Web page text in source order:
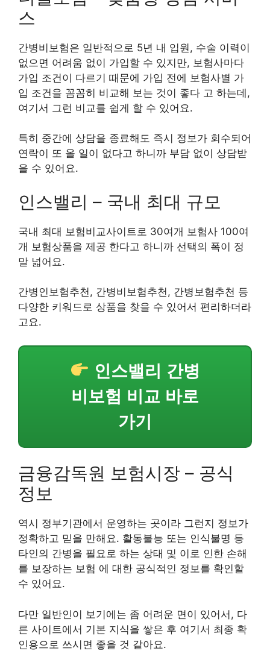
스
간병비보험은 일반적으로 5년 내 입원, 수술 이력이
없으면 어려움 없이 가입할 수 있지만, 보험사마다
가입 조건이 다르기 때문에 가입 전에 보험사별 가
입 조건을 꼼꼼히 비교해 보는 것이 좋다 고 하는데,
여기서 그런 비교를 쉽게 할 수 있어요.
특히 중간에 상담을 종료해도 즉시 정보가 회수되어
연락이 또 올 일이 없다고 하니까 부담 없이 상담받
을 수 있어요.
인스밸리 – 국내 최대 규모
국내 최대 보험비교사이트로 30여개 보험사 100여
개 보험상품을 제공 한다고 하니까 선택의 폭이 정
말 넓어요.
간병인보험추천, 간병비보험추천, 간병보험추천 등
다양한 키워드로 상품을 찾을 수 있어서 편리하더라
고요.
인스밸리 간병
비보험 비교 바로
가기
금융감독원 보험시장 – 공식
정보
역시 정부기관에서 운영하는 곳이라 그런지 정보가
정확하고 믿을 만해요. 활동불능 또는 인식불명 등
타인의 간병을 필요로 하는 상태 및 이로 인한 손해
를 보장하는 보험 에 대한 공식적인 정보를 확인할
수 있어요.
다만 일반인이 보기에는 좀 어려운 면이 있어서, 다
른 사이트에서 기본 지식을 쌓은 후 여기서 최종 확
인용으로 쓰시면 좋을 것 같아요.